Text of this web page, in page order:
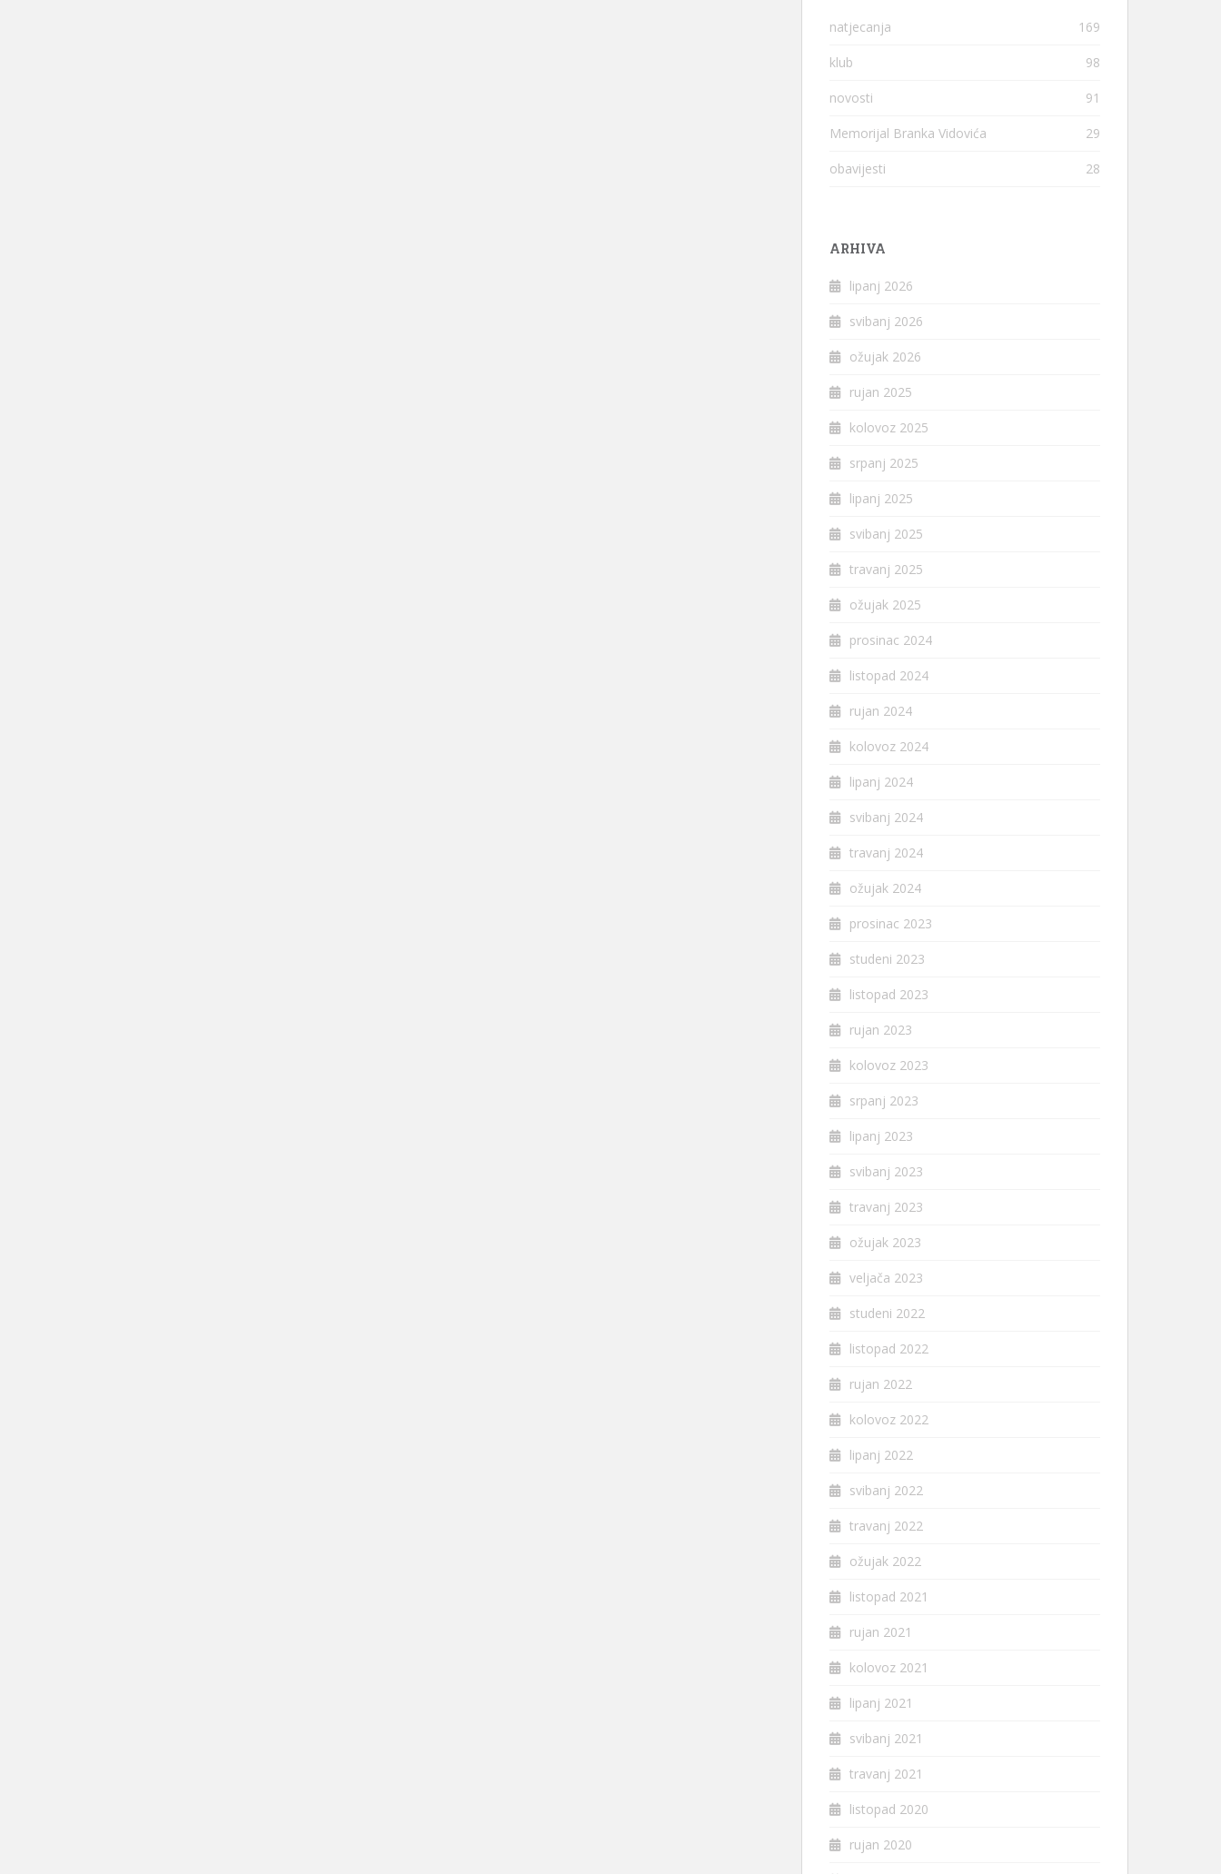
natjecanja 169
klub 98
novosti 91
Memorijal Branka Vidovića 29
obavijesti 28
ARHIVA
lipanj 2026
svibanj 2026
ožujak 2026
rujan 2025
kolovoz 2025
srpanj 2025
lipanj 2025
svibanj 2025
travanj 2025
ožujak 2025
prosinac 2024
listopad 2024
rujan 2024
kolovoz 2024
lipanj 2024
svibanj 2024
travanj 2024
ožujak 2024
prosinac 2023
studeni 2023
listopad 2023
rujan 2023
kolovoz 2023
srpanj 2023
lipanj 2023
svibanj 2023
travanj 2023
ožujak 2023
veljača 2023
studeni 2022
listopad 2022
rujan 2022
kolovoz 2022
lipanj 2022
svibanj 2022
travanj 2022
ožujak 2022
listopad 2021
rujan 2021
kolovoz 2021
lipanj 2021
svibanj 2021
travanj 2021
listopad 2020
rujan 2020